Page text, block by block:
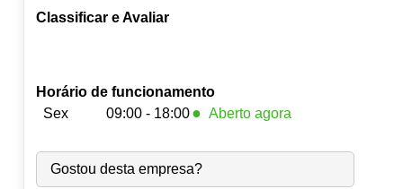
Classificar e Avaliar
Horário de funcionamento
Sex
09:00 - 18:00 ● Aberto agora
Seg: 09:00-18:00
Ter:
09:00-18:00
Gostou desta empresa?